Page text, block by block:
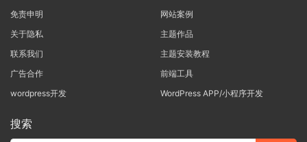
免责申明
关于隐私
联系我们
广告合作
wordpress开发
网站案例
主题作品
主题安装教程
前端工具
WordPress APP/小程序开发
搜索